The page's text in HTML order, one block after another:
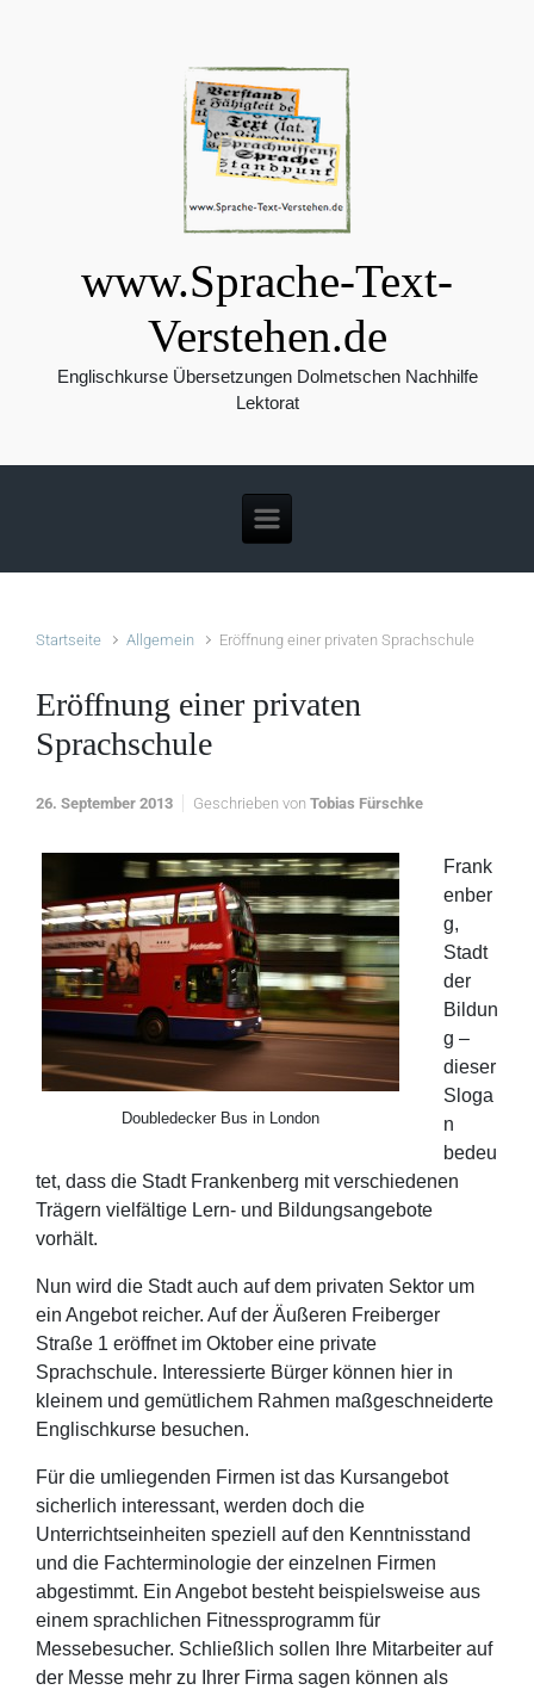
www.Sprache-Text-
Verstehen.de
Englischkurse Übersetzungen Dolmetschen Nachhilfe
Lektorat
Startseite Allgemein Eröffnung einer privaten Sprachschule
Eröffnung einer privaten
Sprachschule
26. September 2013 Geschrieben von Tobias Fürschke
Doubledecker Bus in London
Frank
enber
g,
Stadt
der
Bildun
g –
dieser
Sloga
n
bedeu
tet, dass die Stadt Frankenberg mit verschiedenen
Trägern vielfältige Lern- und Bildungsangebote
vorhält.
Nun wird die Stadt auch auf dem privaten Sektor um
ein Angebot reicher. Auf der Äußeren Freiberger
Straße 1 eröffnet im Oktober eine private
Sprachschule. Interessierte Bürger können hier in
kleinem und gemütlichem Rahmen maßgeschneiderte
Englischkurse besuchen.
Für die umliegenden Firmen ist das Kursangebot
sicherlich interessant, werden doch die
Unterrichtseinheiten speziell auf den Kenntnisstand
und die Fachterminologie der einzelnen Firmen
abgestimmt. Ein Angebot besteht beispielsweise aus
einem sprachlichen Fitnessprogramm für
Messebesucher. Schließlich sollen Ihre Mitarbeiter auf
der Messe mehr zu Ihrer Firma sagen können als